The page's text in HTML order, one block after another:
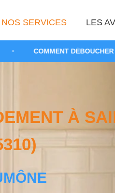
NOS SERVICES LES
DÉBOUCHER DES WC
À